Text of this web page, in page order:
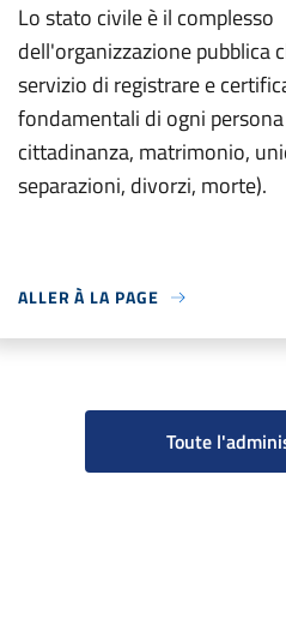
Lo stato civile è il complesso
dell'organizzazione pubblica
servizio di registrare e
fondamentali di ogni
cittadinanza, matrimonio,
separazioni, divorzi, morte).
ALLER À LA PAGE
Toute